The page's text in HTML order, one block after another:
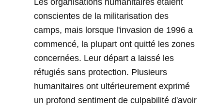
Les organisations humanitaires étaient
conscientes de la militarisation des
camps, mais lorsque l'invasion de 1996 a
commencé, la plupart ont quitté les zones
concernées. Leur départ a laissé les
réfugiés sans protection. Plusieurs
humanitaires ont ultérieurement exprimé
un profond sentiment de culpabilité d'avoir